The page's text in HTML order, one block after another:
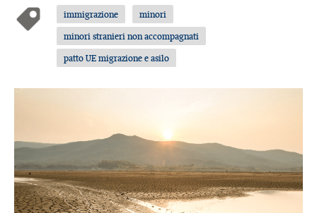
immigrazione
minori
minori stranieri non accompagnati
patto UE migrazione e asilo